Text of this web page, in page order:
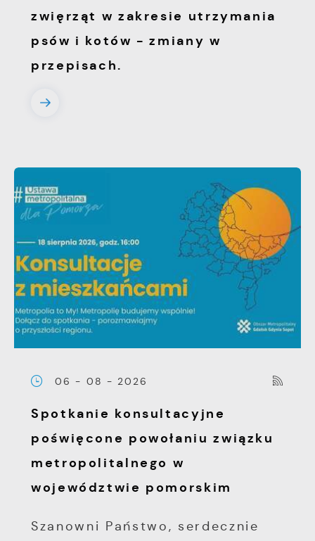
zwięrząt w zakresie utrzymania
psów i kotów - zmiany w
przepisach.
06 - 08 - 2026
Spotkanie konsultacyjne
poświęcone powołaniu związku
metropolitalnego w
województwie pomorskim
Szanowni Państwo, serdecznie